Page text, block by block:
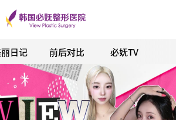
누르면 검색창을 닫을 수 있습니다.
日记 前后对比 必妩TV